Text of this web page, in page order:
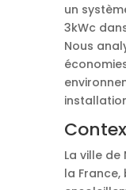
un
3kWc
Nous
La ville de
la France,